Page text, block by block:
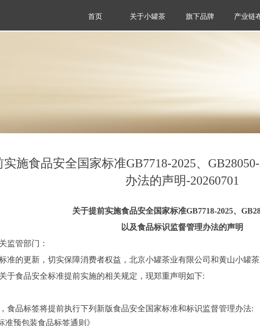
首页 关于小罐茶 旗下品牌 产业链
实施食品安全国家标准GB7718-2025、
办法的声明-20260701
关于提前实施食品安全国家标准GB7718-2025、
以及食品标识监督管理办法的声明
监管部门 ：
准的更新， 切实保障消费者权益， 北京小罐茶业有限公司 和黄山小罐
于食品安全标准提前实施的相关规定，现郑重声明如下:
食品标签将提前执行下列新版食品安全国家标准和标识监督管理办法:
准预包装食品标签通则》